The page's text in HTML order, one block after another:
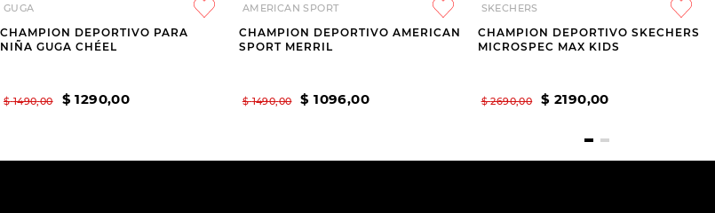
GUGA
CHAMPION DEPORTIVO PARA
NIÑA GUGA CHÉEL
$ 1490,00 $ 1290,00
AMERICAN SPORT
CHAMPION DEPORTIVO AMERICAN
SPORT MERRIL
$ 1490,00 $ 1096,00
SKECHERS
CHAMPION DEPORTIVO SKECHERS
MICROSPEC MAX KIDS
$ 2690,00 $ 2190,00